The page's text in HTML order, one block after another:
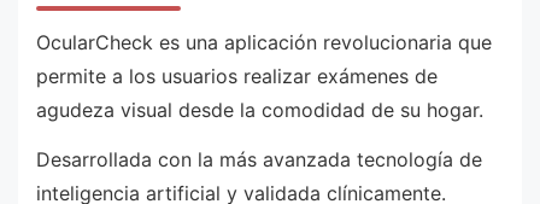
OcularCheck es una aplicación revolucionaria que
permite a los usuarios realizar exámenes de
agudeza visual desde la comodidad de su hogar.
Desarrollada con la más avanzada tecnología de
inteligencia artificial y validada clínicamente.